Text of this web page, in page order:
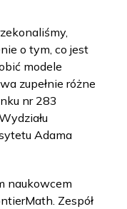
o tym, co jest
modele
zupełnie różne
nr 283
Adama
naukowcem
Zespół